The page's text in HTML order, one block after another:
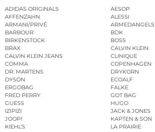
ADIDAS ORIGINALS
AESOP
AFFENZAHN
ALESSI
ARMANI/PRIVÉ
ARMEDANGELS
BARBOUR
BDK
BIRKENSTOCK
BOSS
BRAX
CALVIN KLEIN
CALVIN KLEIN JEANS
CLINIQUE
COMMA
COPENHAGEN
DR. MARTENS
DRYKORN
DYSON
ECOALF
ERGOBAG
FALKE
FRED PERRY
GOT BAG
GUESS
HUGO
IZIPIZI
JACK & JONES
JOOP!
KAPTEN & SON
KIEHL’S
LA PRAIRIE